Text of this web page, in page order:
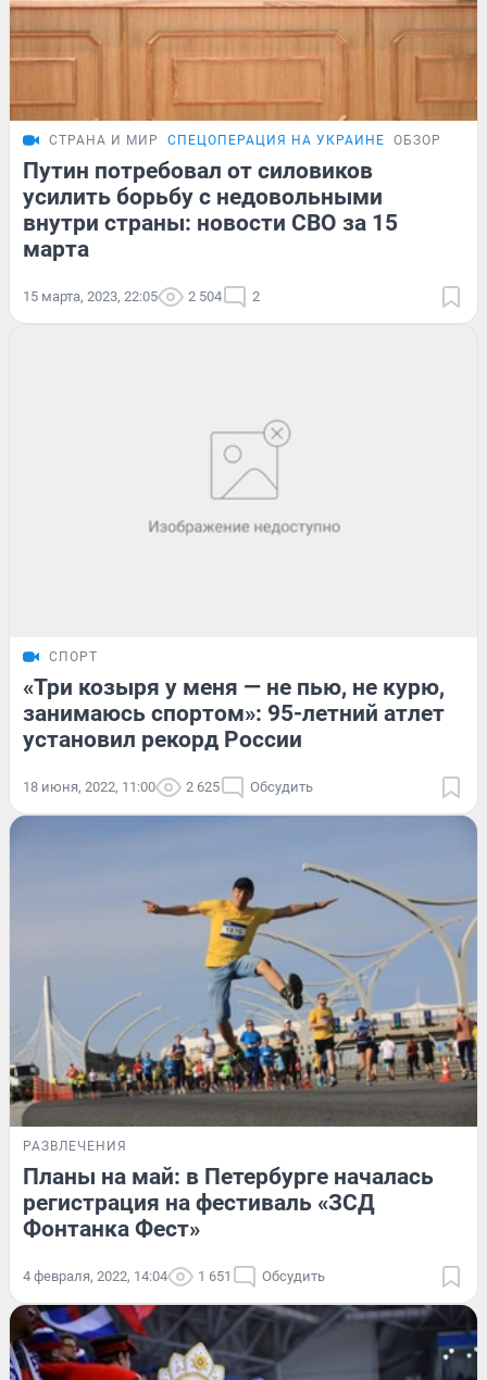
СТРАНА И МИР СПЕЦОПЕРАЦИЯ НА УКРАИНЕ ОБЗОР
Путин потребовал от силовиков
усилить борьбу с недовольными
внутри страны: новости СВО за 15
марта
15 марта, 2023, 22:05 2 504 2
СПОРТ
«Три козыря у меня — не пью, не курю,
занимаюсь спортом»: 95-летний атлет
установил рекорд России
18 июня, 2022, 11:00 2 625 Обсудить
РАЗВЛЕЧЕНИЯ
Планы на май: в Петербурге началась
регистрация на фестиваль «ЗСД
Фонтанка Фест»
4 февраля, 2022, 14:04 1 651 Обсудить